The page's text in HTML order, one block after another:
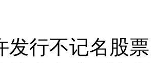
不记名股票